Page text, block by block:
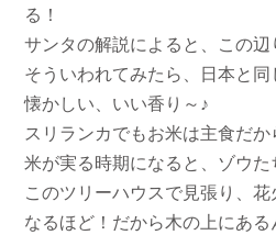
る！
サンタの解説によると、この辺
そういわれてみたら、日本と同
懐かしい、いい香り～♪
スリランカでもお米は主食だか
米が実る時期になると、ゾウた
このツリーハウスで見張り、花
なるほど！だから木の上にある